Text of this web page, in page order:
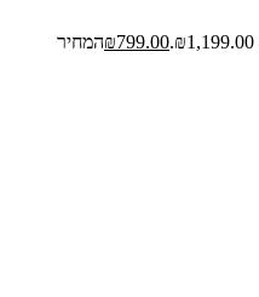
₪799.00
המחיר